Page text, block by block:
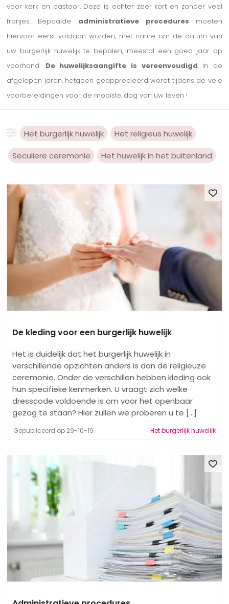
voor kerk en pastoor. Deze is echter zeer kort en zonder veel
franjes. Bepaalde administratieve procedures moeten
hiervoor eerst voldaan worden, met name om de datum van
uw burgerlijk huwelijk te bepalen, meestal een goed jaar op
voorhand. De huwelijksaangifte is vereenvoudigd in de
afgelopen jaren, hetgeen geapprecieerd wordt tijdens de vele
voorbereidingen voor de mooiste dag van uw leven !
Het burgerlijk huwelijk Het religieus huwelijk
Seculiere ceremonie Het huwelijk in het buitenland
De kleding voor een burgerlijk huwelijk
Het is duidelijk dat het burgerlijk huwelijk in
verschillende opzichten anders is dan de religieuze
ceremonie. Onder de verschillen hebben kleding ook
hun specifieke kenmerken. U vraagt ​​zich welke
dresscode voldoende is om voor het openbaar
gezag te staan? Hier zullen we proberen u te [...]
Gepubliceerd op 29-10-19 Het burgerlijk huwelijk